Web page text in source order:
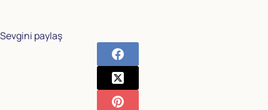
Sevgini paylaş